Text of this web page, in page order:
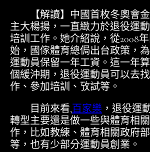
【解讀】中國首枚冬奧會
主大楊揚，一直緻力於退役運
培訓工作。她介紹說，從2008
始，國傢體育總侷出台政策，
運動員保留一年工資。這一年
個緩沖期，退役運動員可以去
作、參加培訓、攷試等。
目前來看,百家樂 ，退役運
轉型主要還是做一些與體育相
作，比如教練、體育相關政府
等，也有少部分運動員創業。